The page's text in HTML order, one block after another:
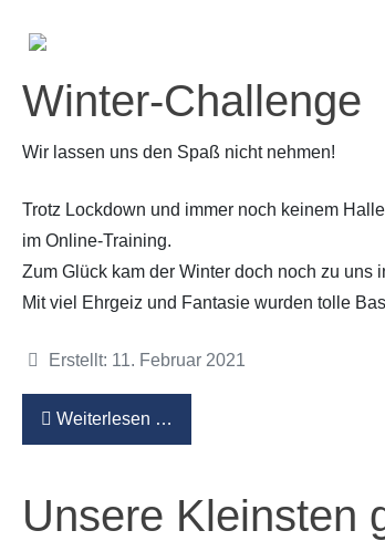
Winter-Challenge
Wir lassen uns den Spaß nicht nehmen!
Trotz Lockdown und immer noch keinem
im Online-Training.
Zum Glück kam der Winter doch noch zu
Mit viel Ehrgeiz und Fantasie wurden tolle
Details
Erstellt: 11. Februar 2021
Weiterlesen …
Unsere Kleinsten